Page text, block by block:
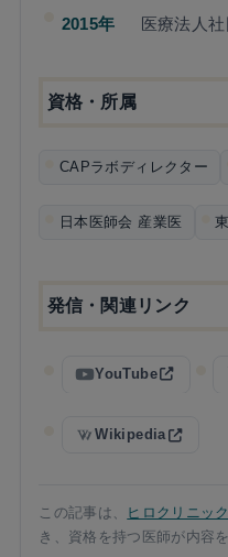
2015年 医療法人
資格・所属
CAPラボディレクター
日本医師会 産業医
発信・関連リンク
YouTube
Wikipedia
この記事は、 ヒロクリニッ
き、資格を持つ医師が内容